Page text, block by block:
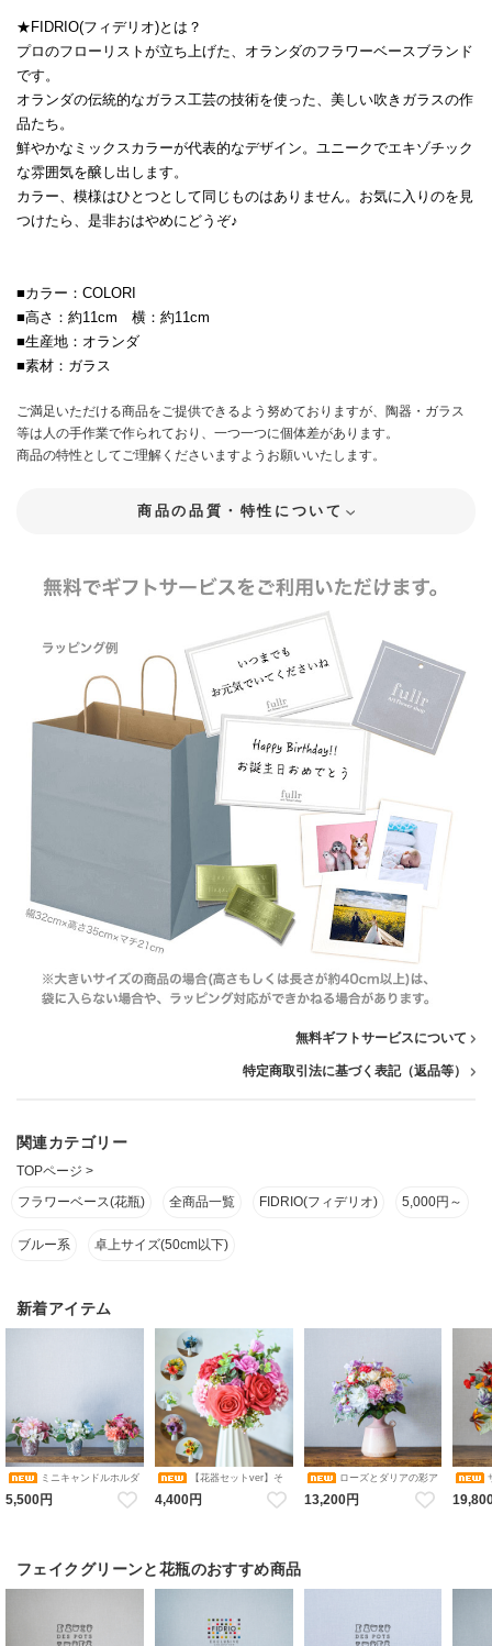
★FIDRIO(フィデリオ)とは？
プロのフローリストが立ち上げた、オランダのフラワーベースブランド
です。
オランダの伝統的なガラス工芸の技術を使った、美しい吹きガラスの作
品たち。
鮮やかなミックスカラーが代表的なデザイン。ユニークでエキゾチック
な雰囲気を醸し出します。
カラー、模様はひとつとして同じものはありません。お気に入りのを見
つけたら、是非おはやめにどうぞ♪
■カラー：COLORI
■高さ：約11cm 横：約11cm
■生産地：オランダ
■素材：ガラス
ご満足いただける商品をご提供できるよう努めておりますが、陶器・ガラス
等は人の手作業で作られており、一つ一つに個体差があります。
商品の特性としてご理解くださいますようお願いいたします。
商品の品質・特性について
無料ギフトサービスについて
特定商取引法に基づく表記（返品等）
関連カテゴリー
TOPページ >
フラワーベース(花瓶)
全商品一覧 FIDRIO(フィデリオ) 5,000円～
ブルー系 卓上サイズ(50cm以下)
新着アイテム
ミニキャンドルホルダ
ーアレンジメント コレクショ
ン（ピンク・ブルーホワイ
5,500円
【花器セットver】そ
のまま飾れるブーケ 選べる６
色 アレンジメント 造花 アー
ティフィシャルフラワー ギフ
4,400円
ローズとダリアの彩ア
レンジメント 花瓶アレンジメ
ント 造花 アーティフィシャル
13,200円
ンジメ
フェイクグリーンと花瓶のおすすめ商品